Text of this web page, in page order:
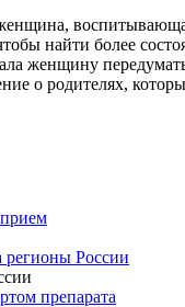
найти более
женщину
о родителях,
регионы России
препарата